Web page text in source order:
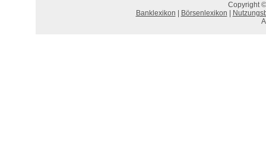
Copyright
Banklexikon
Börsenlexikon